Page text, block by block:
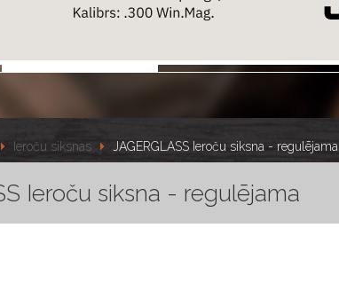
Ieroču siksnas JAGERGLASS Ieroču siksna - regulējama
Ieroču siksna - regulējama